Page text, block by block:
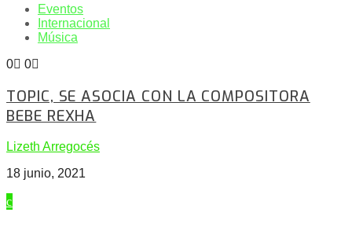
Eventos
Internacional
Música
0
0
TOPIC, SE ASOCIA CON LA COMPOSITORA
BEBE REXHA
Lizeth Arregocés
18 junio, 2021